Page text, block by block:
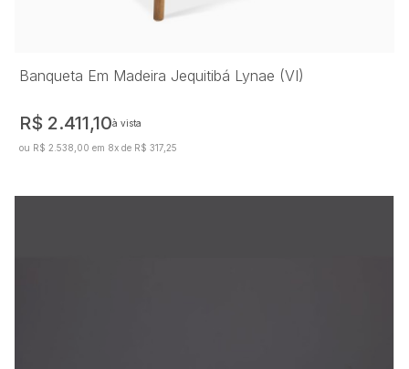
Banqueta Em Madeira Jequitibá Lynae (VI)
R$ 2.411,10à vista
ou R$ 2.538,00 em 8x de R$ 317,25